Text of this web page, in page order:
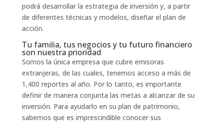
podrá desarrollar la estrategia de inversión y, a partir
de diferentes técnicas y modelos, diseñar el plan de
acción.
Tu familia, tus negocios y tu futuro financiero
son nuestra prioridad
Somos la única empresa que cubre emisoras
extranjeras, de las cuales, tenemos acceso a más de
1,400 reportes al año. Por lo tanto, es importante
definir de manera conjunta las metas a alcanzar de su
inversión. Para ayudarlo en su plan de patrimonio,
sabemos que es imprescindible conocer sus